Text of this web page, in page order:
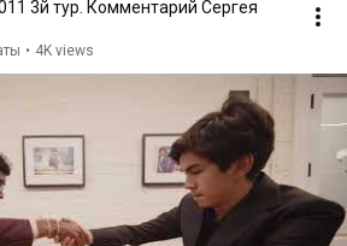
3й тур. Комментарий Сергея
• 4K views